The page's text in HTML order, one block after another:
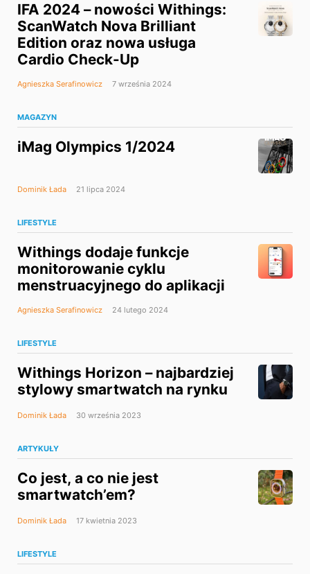
IFA 2024 – nowości Withings:
ScanWatch Nova Brilliant
Edition oraz nowa usługa
Cardio Check-Up
Agnieszka Serafinowicz 7 września 2024
MAGAZYN
iMag Olympics 1/2024
Dominik Łada 21 lipca 2024
LIFESTYLE
Withings dodaje funkcje
monitorowanie cyklu
menstruacyjnego do aplikacji
Agnieszka Serafinowicz 24 lutego 2024
LIFESTYLE
Withings Horizon – najbardziej
stylowy smartwatch na rynku
Dominik Łada 30 września 2023
ARTYKUŁY
Co jest, a co nie jest
smartwatch’em?
Dominik Łada 17 kwietnia 2023
LIFESTYLE